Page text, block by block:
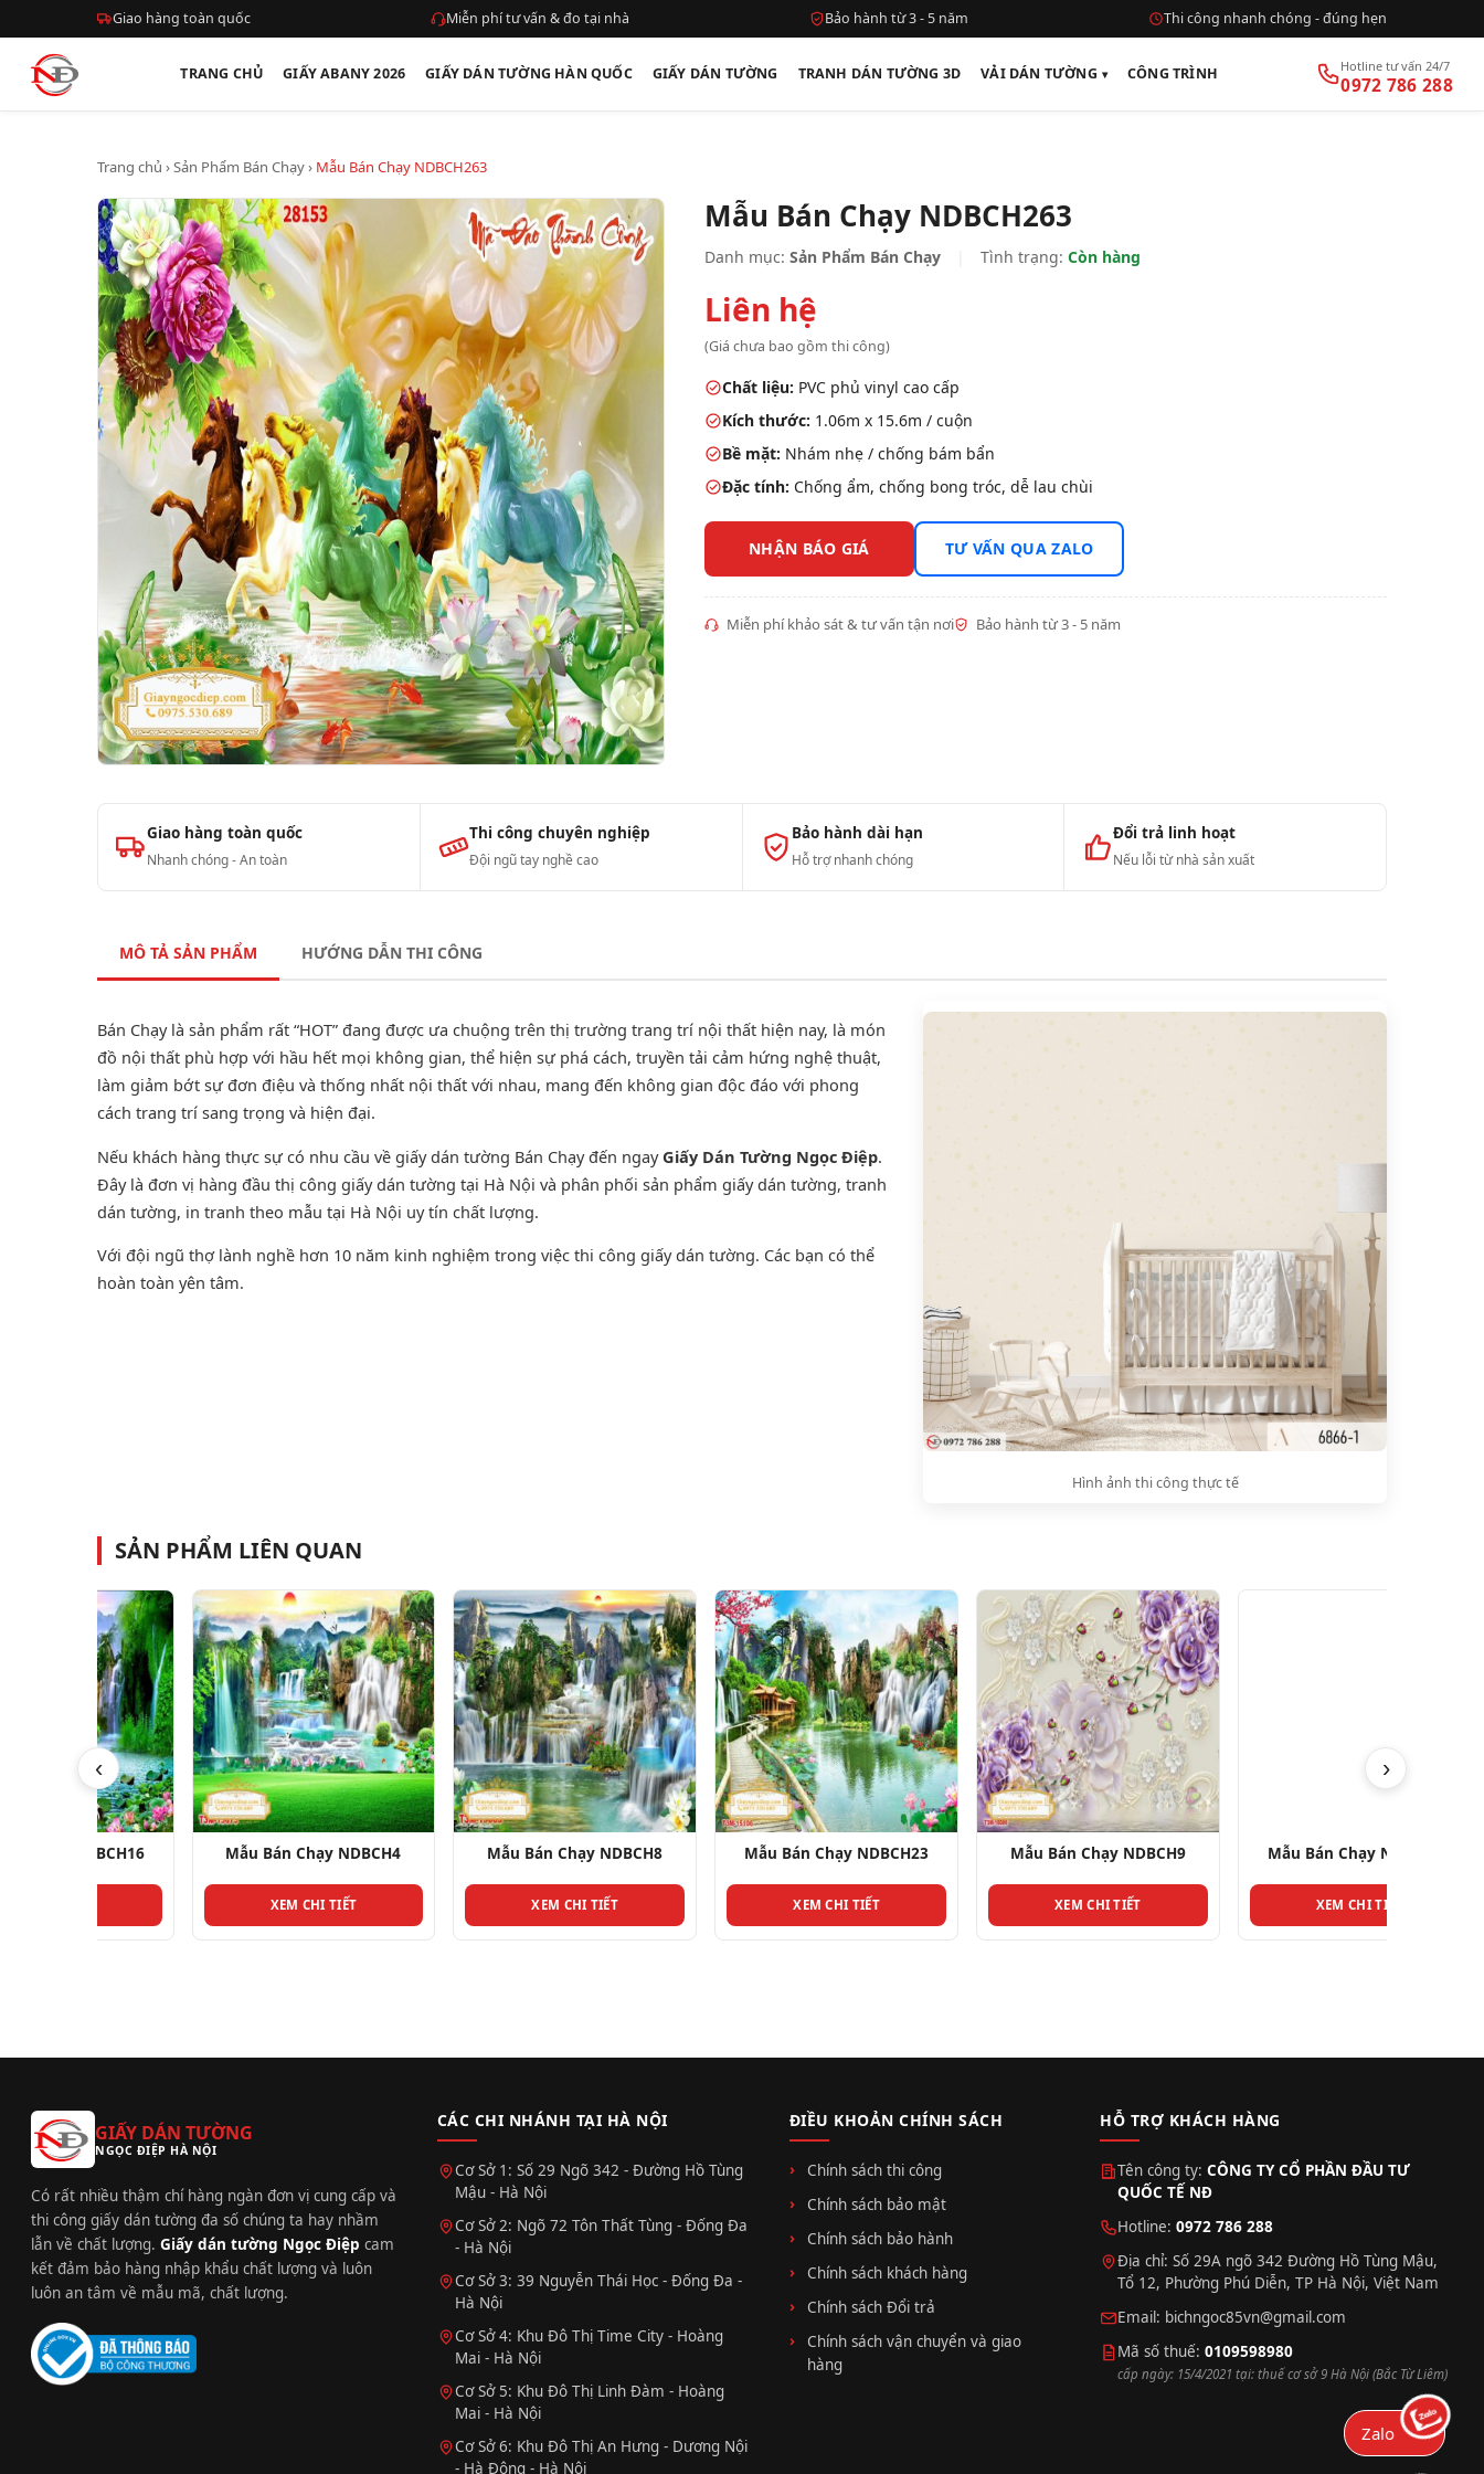
Giao hàng toàn quốc Miễn phí tư vấn & đo tại nhà Bảo hành từ 3 - 5 năm Thi công nhanh chóng - đúng hẹn
TRANG CHỦ GIẤY ABANY 2026 GIẤY DÁN TƯỜNG HÀN QUỐC GIẤY DÁN TƯỜNG TRANH DÁN TƯỜNG 3D VẢI DÁN TƯỜNG CÔNG TRÌNH Hotline tư vấn 24/7
0972 786 288
Trang chủ ›Sản Phẩm Bán Chạy› Mẫu Bán Chạy NDBCH263
Mẫu Bán Chạy NDBCH263
Danh mục: Sản Phẩm Bán Chạy Tình trạng: Còn hàng
Liên hệ
(Giá chưa bao gồm thi công)
Chất liệu: PVC phủ vinyl cao cấp
Kích thước: 1.06m x 15.6m / cuộn
Bề mặt: Nhám nhẹ / chống bám bẩn
Đặc tính: Chống ẩm, chống bong tróc, dễ lau chùi
NHẬN BÁO GIÁ TƯ VẤN QUA ZALO
Miễn phí khảo sát & tư vấn tận nơi Bảo hành từ 3 - 5 năm
Giao hàng toàn quốc
Nhanh chóng - An toàn
Thi công chuyên nghiệp
Đội ngũ tay nghề cao
Bảo hành dài hạn
Hỗ trợ nhanh chóng
Đổi trả linh hoạt
Nếu lỗi từ nhà sản xuất
MÔ TẢ SẢN PHẨM HƯỚNG DẪN THI CÔNG
Bán Chạy là sản phẩm rất “HOT” đang được ưa chuộng trên thị trường trang trí nội thất hiện nay, là món
đồ nội thất phù hợp với hầu hết mọi không gian, thể hiện sự phá cách, truyền tải cảm hứng nghệ thuật,
làm giảm bớt sự đơn điệu và thống nhất nội thất với nhau, mang đến không gian độc đáo với phong
cách trang trí sang trọng và hiện đại.
Nếu khách hàng thực sự có nhu cầu về giấy dán tường Bán Chạy đến ngayGiấy Dán Tường Ngọc Điệp.
Đây là đơn vị hàng đầu thị công giấy dán tường tại Hà Nội và phân phối sản phẩm giấy dán tường, tranh
dán tường, in tranh theo mẫu tại Hà Nội uy tín chất lượng.
Với đội ngũ thợ lành nghề hơn 10 năm kinh nghiệm trong việc thi công giấy dán tường. Các bạn có thể
hoàn toàn yên tâm.
Hình ảnh thi công thực tế
SẢN PHẨM LIÊN QUAN
‹
Mẫu Bán Chạy NDBCH4 Mẫu Bán Chạy NDBCH8 Mẫu Bán Chạy NDBCH23 Mẫu Bán Chạy NDBCH9 Mẫu Bán Chạy NDBCH26
›
GIẤY DÁN TƯỜNG
NGỌC ĐIỆP HÀ NỘI
Có rất nhiều thậm chí hàng ngàn đơn vị cung cấp và
thi công giấy dán tường đa số chúng ta hay nhầm
lẫn về chất lượng. Giấy dán tường Ngọc Điệp cam
kết đảm bảo hàng nhập khẩu chất lượng và luôn
luôn an tâm về mẫu mã, chất lượng.
CÁC CHI NHÁNH TẠI HÀ NỘI
Cơ Sở 1: Số 29 Ngõ 342 - Đường Hồ Tùng
Mậu - Hà Nội
Cơ Sở 2: Ngõ 72 Tôn Thất Tùng - Đống Đa
- Hà Nội
Cơ Sở 3: 39 Nguyễn Thái Học - Đống Đa -
Hà Nội
Cơ Sở 4: Khu Đô Thị Time City - Hoàng
Mai - Hà Nội
Cơ Sở 5: Khu Đô Thị Linh Đàm - Hoàng
Mai - Hà Nội
Cơ Sở 6: Khu Đô Thị An Hưng - Dương Nội
- Hà Đông - Hà Nội
ĐIỀU KHOẢN CHÍNH SÁCH
Chính sách thi công
Chính sách bảo mật
Chính sách bảo hành
Chính sách khách hàng
Chính sách Đổi trả
Chính sách vận chuyển và giao
hàng
HỖ TRỢ KHÁCH HÀNG
Tên công ty:CÔNG TY CỔ PHẦN ĐẦU TƯ
QUỐC TẾ NĐ
Hotline:0972 786 288
Địa chỉ: Số 29A ngõ 342 Đường Hồ Tùng Mậu,
Tổ 12, Phường Phú Diễn, TP Hà Nội, Việt Nam
Email: bichngoc85vn@gmail.com
Mã số thuế:0109598980
cấp ngày: 15/4/2021 tại: thuế cơ sở 9 Hà Nội (Bắc Từ Liêm)
Zalo